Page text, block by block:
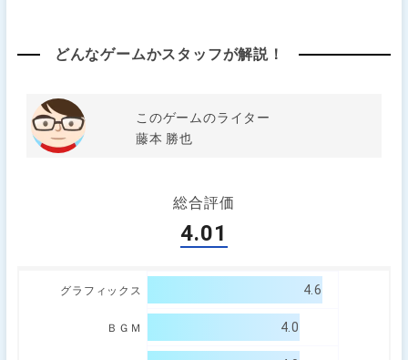
どんなゲームかスタッフが解説！
このゲームのライター
藤本 勝也
総合評価
4.01
グラフィックス 4.6
ＢＧＭ 4.0